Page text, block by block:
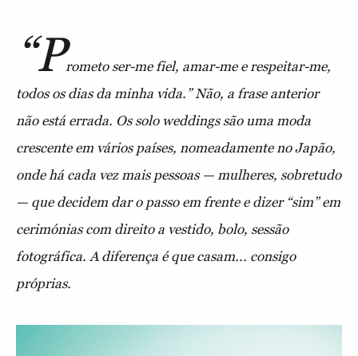
“Prometo ser-me fiel, amar-me e respeitar-me,
todos os dias da minha vida.” Não, a frase anterior
não está errada. Os solo weddings são uma moda
crescente em vários países, nomeadamente no Japão,
onde há cada vez mais pessoas — mulheres, sobretudo
— que decidem dar o passo em frente e dizer “sim” em
cerimónias com direito a vestido, bolo, sessão
fotográfica. A diferença é que casam... consigo
próprias.